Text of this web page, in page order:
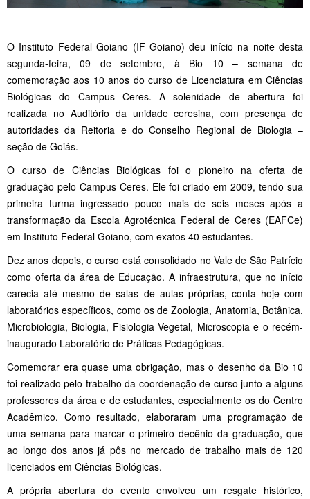
O Instituto Federal Goiano (IF Goiano) deu início na noite desta
segunda-feira, 09 de setembro, à Bio 10 – semana de
comemoração aos 10 anos do curso de Licenciatura em Ciências
Biológicas do Campus Ceres. A solenidade de abertura foi
realizada no Auditório da unidade ceresina, com presença de
autoridades da Reitoria e do Conselho Regional de Biologia –
seção de Goiás.
O curso de Ciências Biológicas foi o pioneiro na oferta de
graduação pelo Campus Ceres. Ele foi criado em 2009, tendo sua
primeira turma ingressado pouco mais de seis meses após a
transformação da Escola Agrotécnica Federal de Ceres (EAFCe)
em Instituto Federal Goiano, com exatos 40 estudantes.
Dez anos depois, o curso está consolidado no Vale de São Patrício
como oferta da área de Educação. A infraestrutura, que no início
carecia até mesmo de salas de aulas próprias, conta hoje com
laboratórios específicos, como os de Zoologia, Anatomia, Botânica,
Microbiologia, Biologia, Fisiologia Vegetal, Microscopia e o recém-
inaugurado Laboratório de Práticas Pedagógicas.
Comemorar era quase uma obrigação, mas o desenho da Bio 10
foi realizado pelo trabalho da coordenação de curso junto a alguns
professores da área e de estudantes, especialmente os do Centro
Acadêmico. Como resultado, elaboraram uma programação de
uma semana para marcar o primeiro decênio da graduação, que
ao longo dos anos já pôs no mercado de trabalho mais de 120
licenciados em Ciências Biológicas.
A própria abertura do evento envolveu um resgate histórico,